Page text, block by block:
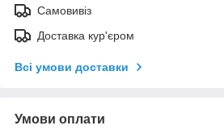
Самовивіз
Доставка кур'єром
Всі умови доставки
Умови оплати